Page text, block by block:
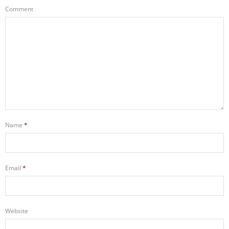
Comment
Name *
Email *
Website